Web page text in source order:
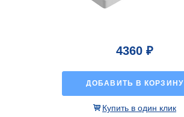
4360 ₽
ДОБАВИТЬ В КОРЗИНУ
Купить в один клик